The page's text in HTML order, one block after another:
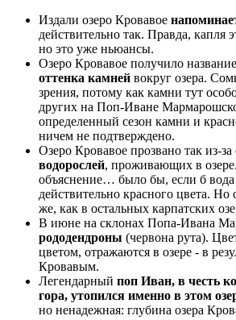
Издали озеро Кровавое
действительно так. Правда, капля
но это уже ньюансы.
Озеро Кровавое получило
оттенка камней вокруг озера.
зрения, потому как камни тут
других на Поп-Иване
определенный сезон камни и
ничем не подтверждено.
Озеро Кровавое прозвано так из-за
водорослей, проживающих в
объяснение… было бы, если б вода
действительно красного цвета. Но
же, как в остальных карпатских
В июне на склонах Попа-Ивана
рододендроны (червона рута).
цветом, отражаются в озере - в
Кровавым.
Легендарный поп Иван, в честь
гора, утопился именно в этом
но ненадежная: глубина озера